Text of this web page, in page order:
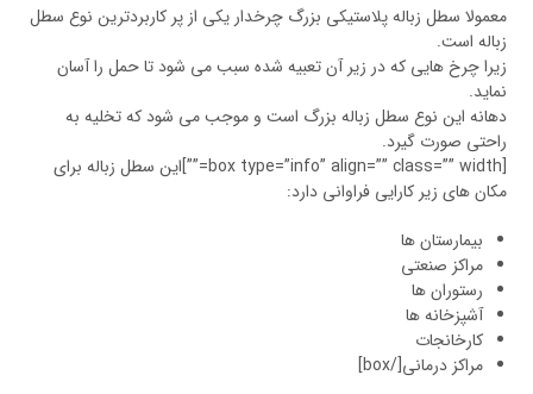
معمولا سطل زباله پلاستیکی بزرگ چرخدار یکی از پر کاربردترین نوع سطل
زباله است.
زیرا چرخ هایی که در زیر آن تعبیه شده سبب می شود تا حمل را آسان
نماید.
دهانه این نوع سطل زباله بزرگ است و موجب می شود که تخلیه به
راحتی صورت گیرد.
[box type=”info” align=”” class=”” width=””]این سطل زباله برای
مکان های زیر کارایی فراوانی دارد:
بیمارستان ها
مراکز صنعتی
رستوران ها
آشپزخانه ها
کارخانجات
مراکز درمانی[/box]